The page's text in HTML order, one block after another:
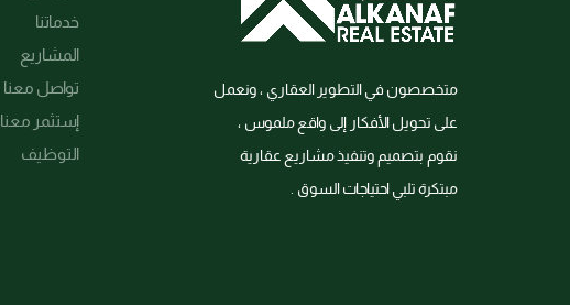
متخصصون في التطوير العقاري ، ونعمل
على تحويل الأفكار إلى واقع ملموس ،
نقوم بتصميم وتنفيذ مشاريع عقارية
مبتكرة تلبي احتياجات السوق .
خدماتنا
المشاريع
تواصل معنا
إستثمر معنا
التوظيف